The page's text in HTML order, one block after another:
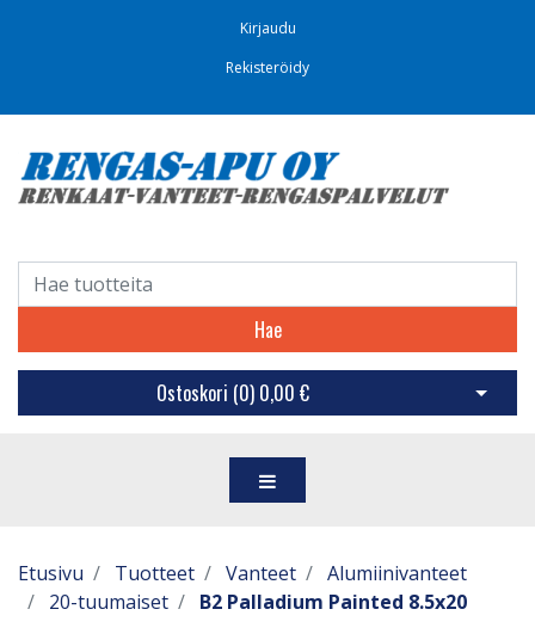
Kirjaudu
Rekisteröidy
Hae
Ostoskori (0) 0,00 € Avaa
Etusivu Tuotteet Vanteet
Alumiinivanteet
20-tuumaiset
B2 Palladium Painted 8.5x20